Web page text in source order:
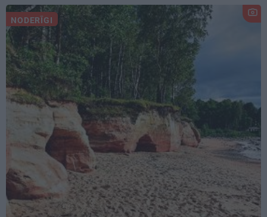
NODERĪGI